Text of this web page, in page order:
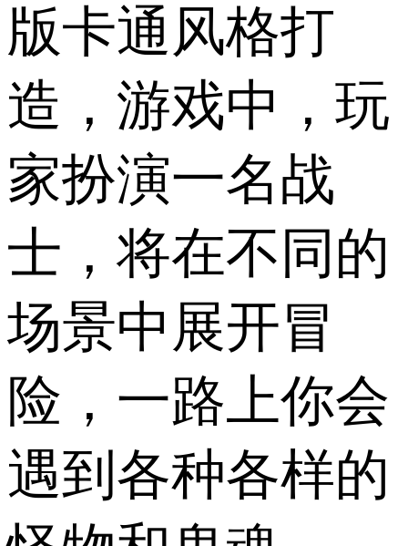
版卡通风格打
造，游戏中，玩
家扮演一名战
士，将在不同的
场景中展开冒
险，一路上你会
遇到各种各样的